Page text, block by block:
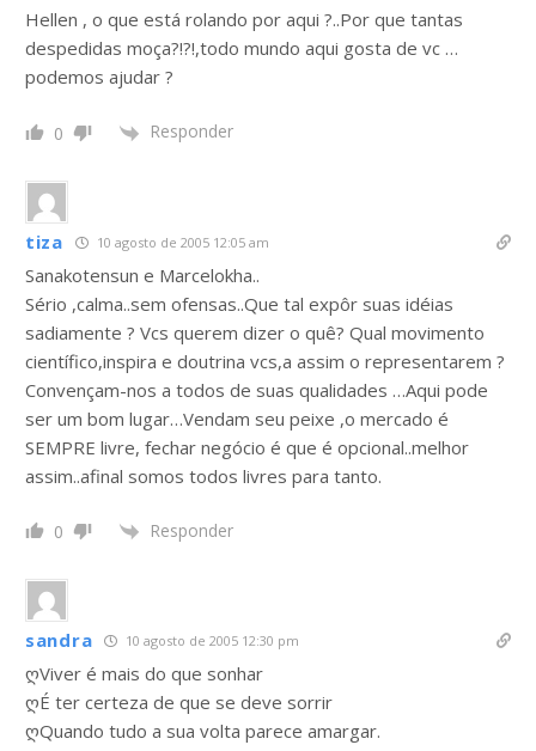
Hellen , o que está rolando por aqui ?..Por que tantas
despedidas moça?!?!,todo mundo aqui gosta de vc …
podemos ajudar ?
0 Responder
tiza 10 agosto de 2005 12:05 am
Sanakotensun e Marcelokha..
Sério ,calma..sem ofensas..Que tal expôr suas idéias
sadiamente ? Vcs querem dizer o quê? Qual movimento
científico,inspira e doutrina vcs,a assim o representarem ?
Convençam-nos a todos de suas qualidades …Aqui pode
ser um bom lugar…Vendam seu peixe ,o mercado é
SEMPRE livre, fechar negócio é que é opcional..melhor
assim..afinal somos todos livres para tanto.
0 Responder
sandra 10 agosto de 2005 12:30 pm
ღViver é mais do que sonhar
ღÉ ter certeza de que se deve sorrir
ღQuando tudo a sua volta parece amargar.